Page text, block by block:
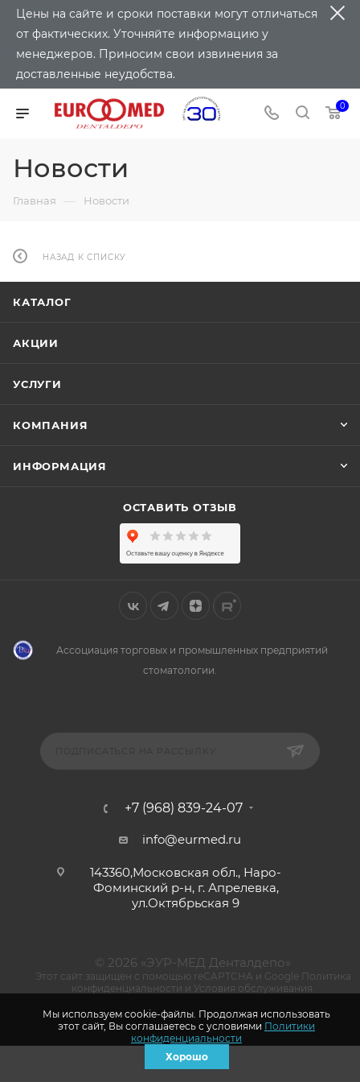
Цены на сайте и сроки поставки могут отличаться
от фактических. Уточняйте информацию у
менеджеров. Приносим свои извинения за
доставленные неудобства.
0
Новости
Главная — Новости
НАЗАД К СПИСКУ
КАТАЛОГ
АКЦИИ
УСЛУГИ
КОМПАНИЯ
ИНФОРМАЦИЯ
ОСТАВИТЬ ОТЗЫВ
Ассоциация торговых и промышленных предприятий
стоматологии.
+7 (968) 839-24-07
info@eurmed.ru
143360,Московская обл., Наро-
Фоминский р-н, г. Апрелевка,
ул.Октябрьская 9
© 2026 «ЭУР-МЕД Денталдепо»
Этот сайт защищен с помощью reCAPTCHA и Google Политика
конфиденциальности и Условия обслуживания
Мы используем cookie-файлы. Продолжая использовать
этот сайт, Вы соглашаетесь с условиями Политики
конфиденциальности
Хорошо